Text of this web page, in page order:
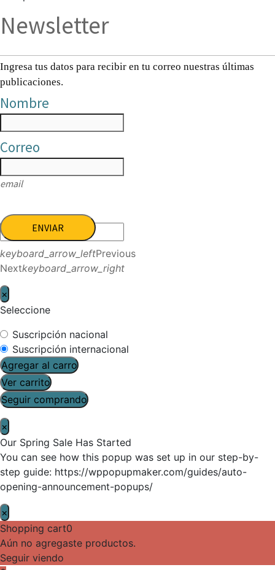
Newsletter
Ingresa tus datos para recibir en tu correo nuestras últimas
publicaciones.
Nombre
Correo
email
ENVIAR
keyboard_arrow_leftPrevious
Nextkeyboard_arrow_right
×
Seleccione
Suscripción nacional
Suscripción internacional
Agregar al carro
Ver carrito
Seguir comprando
×
Our Spring Sale Has Started
You can see how this popup was set up in our step-by-
step guide: https://wppopupmaker.com/guides/auto-
opening-announcement-popups/
×
Shopping cart0
Aún no agregaste productos.
Seguir viendo